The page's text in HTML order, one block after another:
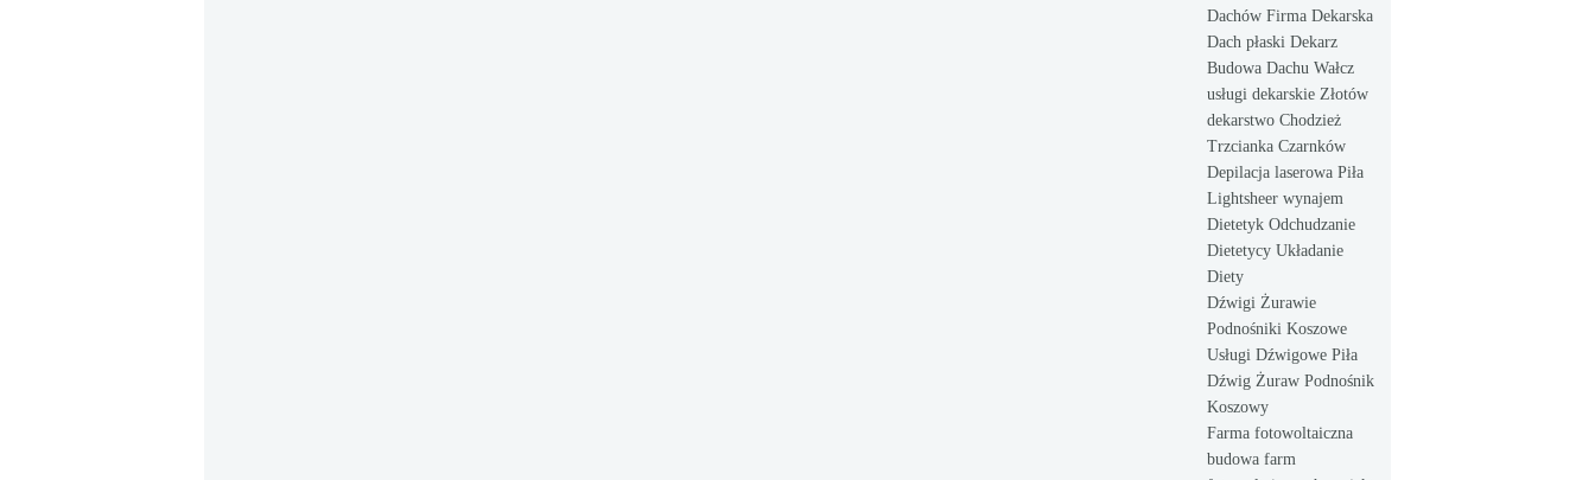
Dachów Firma Dekarska
Dach płaski Dekarz
Budowa Dachu Wałcz
usługi dekarskie Złotów
dekarstwo Chodzież
Trzcianka Czarnków
Depilacja laserowa Piła
Lightsheer wynajem
Dietetyk Odchudzanie
Dietetycy Układanie
Diety
Dźwigi Żurawie
Podnośniki Koszowe
Usługi Dźwigowe Piła
Dźwig Żuraw Podnośnik
Koszowy
Farma fotowoltaiczna
budowa farm